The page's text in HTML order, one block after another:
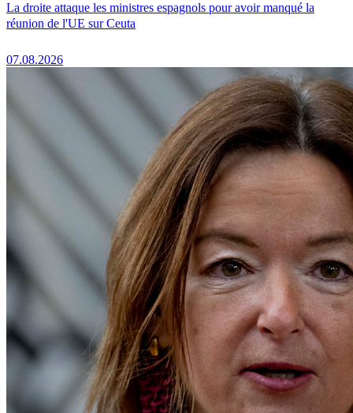
La droite attaque les ministres espagnols pour avoir manqué la
réunion de l'UE sur Ceuta
07.08.2026